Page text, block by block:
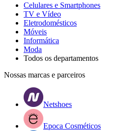
Celulares e Smartphones
TV e Vídeo
Eletrodomésticos
Móveis
Informática
Moda
Todos os departamentos
Nossas marcas e parceiros
Netshoes
Epoca Cosméticos